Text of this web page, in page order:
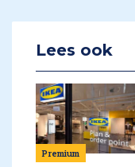
Lees ook
Premium